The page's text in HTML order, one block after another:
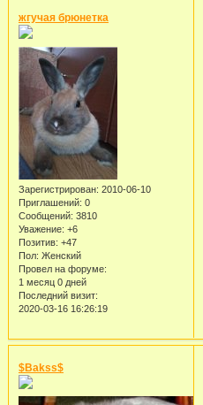
жгучая брюнетка
Зарегистрирован: 2010-06-10
Приглашений: 0
Сообщений: 3810
Уважение: +6
Позитив: +47
Пол: Женский
Провел на форуме:
1 месяц 0 дней
Последний визит:
2020-03-16 16:26:19
$Bakss$